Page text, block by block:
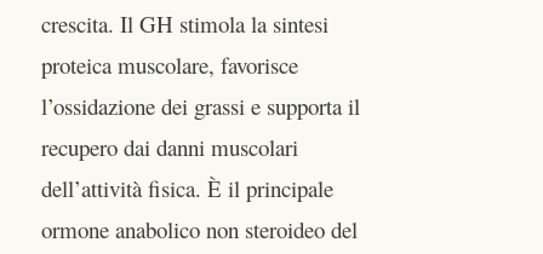
crescita. Il GH stimola la sintesi
proteica muscolare, favorisce
l’ossidazione dei grassi e supporta il
recupero dai danni muscolari
dell’attività fisica. È il principale
ormone anabolico non steroideo del